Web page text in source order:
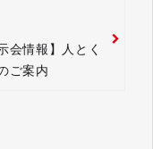
会情報】人とく
ご案内